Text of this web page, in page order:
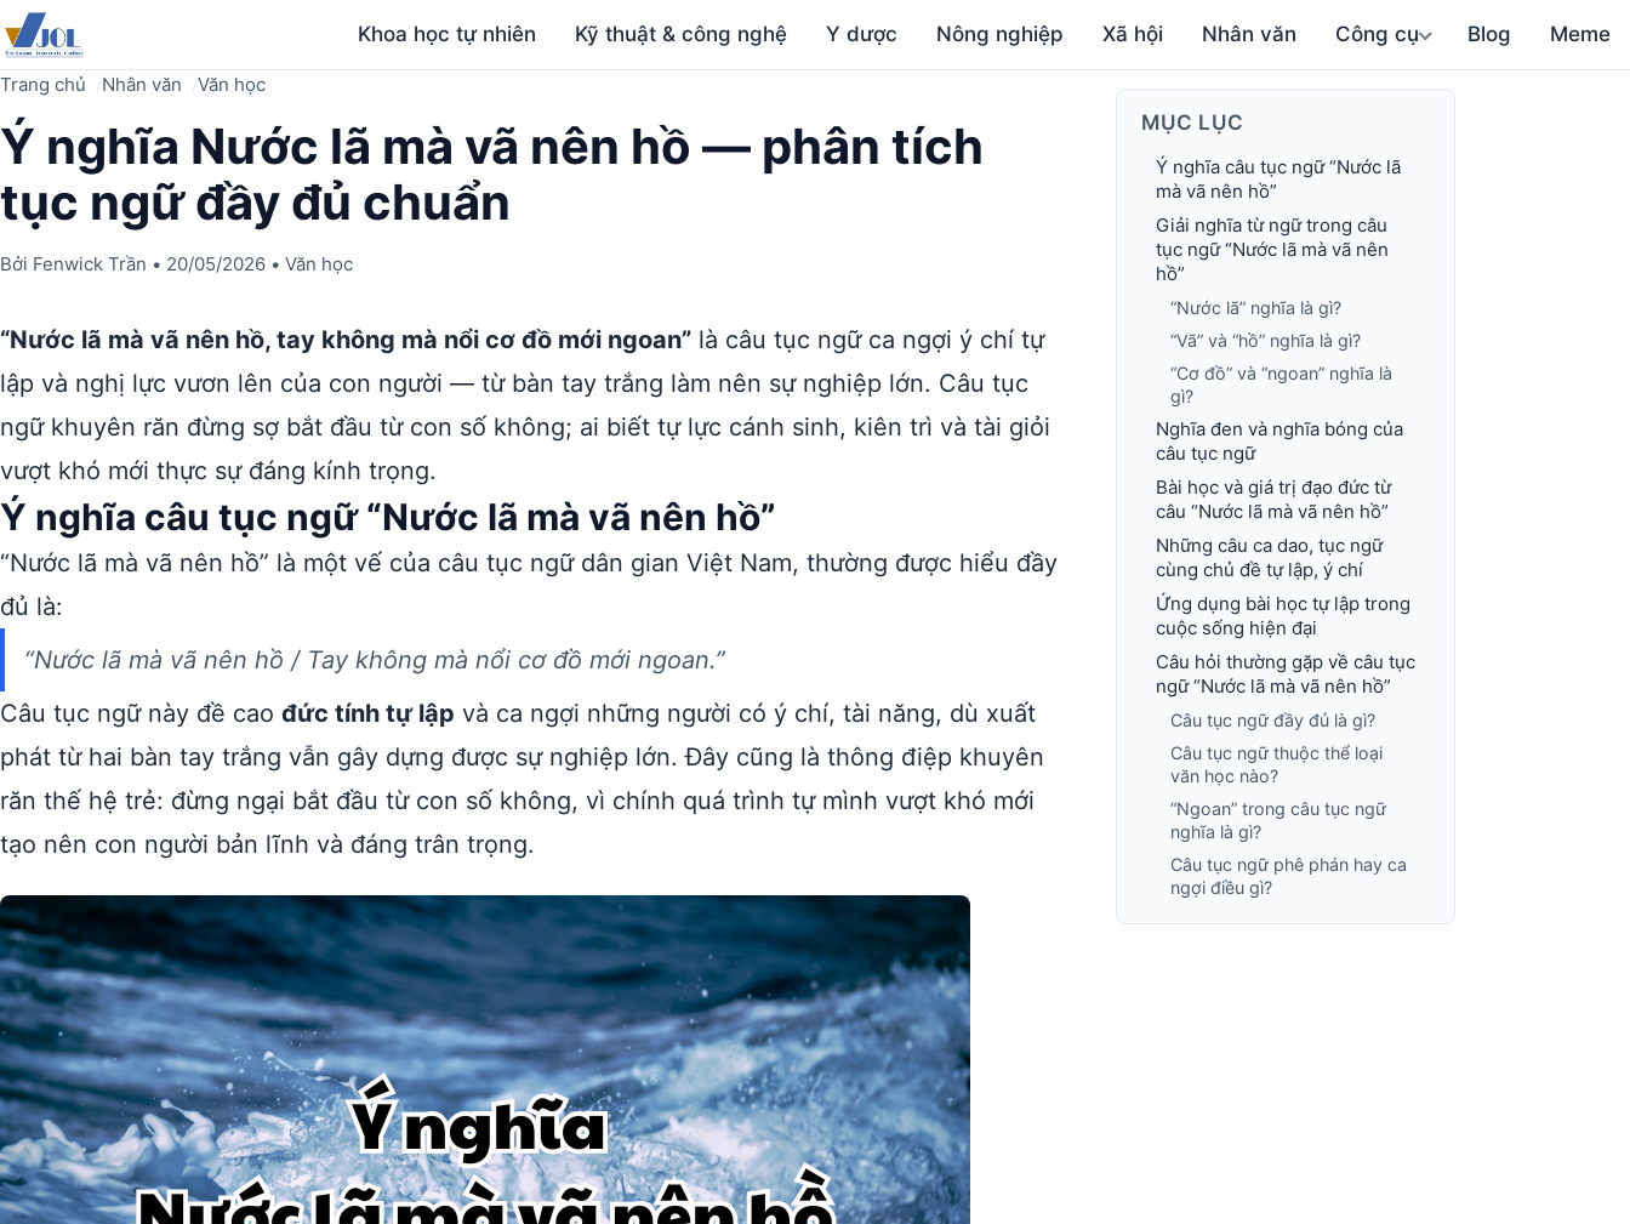
Khoa học tự nhiên Kỹ thuật & công nghệ Y dược Nông nghiệp Xã hội Nhân văn Công cụ Blog Meme
Trang chủ Nhân văn Văn học
Ý nghĩa Nước lã mà vã nên hồ — phân tích
tục ngữ đầy đủ chuẩn
Bởi Fenwick Trần • 20/05/2026 • Văn học
“Nước lã mà vã nên hồ, tay không mà nổi cơ đồ mới ngoan” là câu tục ngữ ca ngợi ý chí tự
lập và nghị lực vươn lên của con người — từ bàn tay trắng làm nên sự nghiệp lớn. Câu tục
ngữ khuyên răn đừng sợ bắt đầu từ con số không; ai biết tự lực cánh sinh, kiên trì và tài giỏi
vượt khó mới thực sự đáng kính trọng.
Ý nghĩa câu tục ngữ “Nước lã mà vã nên hồ”
“Nước lã mà vã nên hồ” là một vế của câu tục ngữ dân gian Việt Nam, thường được hiểu đầy
đủ là:
“Nước lã mà vã nên hồ / Tay không mà nổi cơ đồ mới ngoan.”
Câu tục ngữ này đề cao đức tính tự lập và ca ngợi những người có ý chí, tài năng, dù xuất
phát từ hai bàn tay trắng vẫn gây dựng được sự nghiệp lớn. Đây cũng là thông điệp khuyên
răn thế hệ trẻ: đừng ngại bắt đầu từ con số không, vì chính quá trình tự mình vượt khó mới
tạo nên con người bản lĩnh và đáng trân trọng.
MỤC LỤC
Ý nghĩa câu tục ngữ “Nước lã
mà vã nên hồ”
Giải nghĩa từ ngữ trong câu
tục ngữ “Nước lã mà vã nên
hồ”
“Nước lã” nghĩa là gì?
“Vã” và “hồ” nghĩa là gì?
“Cơ đồ” và “ngoan” nghĩa là
gì?
Nghĩa đen và nghĩa bóng của
câu tục ngữ
Bài học và giá trị đạo đức từ
câu “Nước lã mà vã nên hồ”
Những câu ca dao, tục ngữ
cùng chủ đề tự lập, ý chí
Ứng dụng bài học tự lập trong
cuộc sống hiện đại
Câu hỏi thường gặp về câu tục
ngữ “Nước lã mà vã nên hồ”
Câu tục ngữ đầy đủ là gì?
Câu tục ngữ thuộc thể loại
văn học nào?
“Ngoan” trong câu tục ngữ
nghĩa là gì?
Câu tục ngữ phê phán hay ca
ngợi điều gì?